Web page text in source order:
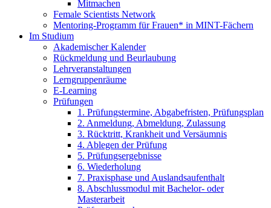
Mitmachen
Female Scientists Network
Mentoring-Programm für Frauen* in MINT-Fächern
Im Studium
Akademischer Kalender
Rückmeldung und Beurlaubung
Lehrveranstaltungen
Lerngruppenräume
E-Learning
Prüfungen
1. Prüfungstermine, Abgabefristen, Prüfungsplan
2. Anmeldung, Abmeldung, Zulassung
3. Rücktritt, Krankheit und Versäumnis
4. Ablegen der Prüfung
5. Prüfungsergebnisse
6. Wiederholung
7. Praxisphase und Auslandsaufenthalt
8. Abschlussmodul mit Bachelor- oder
Masterarbeit